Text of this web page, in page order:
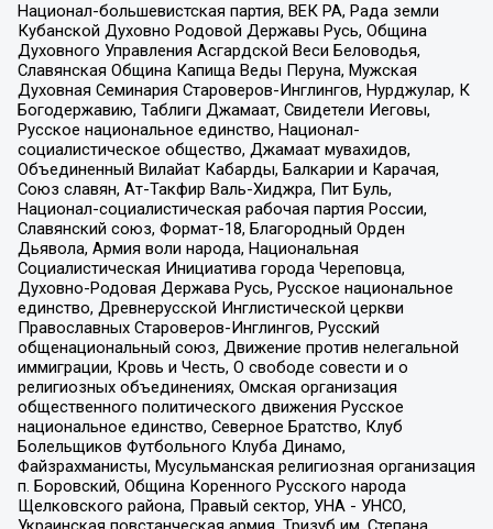
Национал-большевистская партия, ВЕК РА, Рада земли
Кубанской Духовно Родовой Державы Русь, Община
Духовного Управления Асгардской Веси Беловодья,
Славянская Община Капища Веды Перуна, Мужская
Духовная Семинария Староверов-Инглингов, Нурджулар, К
Богодержавию, Таблиги Джамаат, Свидетели Иеговы,
Русское национальное единство, Национал-
социалистическое общество, Джамаат мувахидов,
Объединенный Вилайат Кабарды, Балкарии и Карачая,
Союз славян, Ат-Такфир Валь-Хиджра, Пит Буль,
Национал-социалистическая рабочая партия России,
Славянский союз, Формат-18, Благородный Орден
Дьявола, Армия воли народа, Национальная
Социалистическая Инициатива города Череповца,
Духовно-Родовая Держава Русь, Русское национальное
единство, Древнерусской Инглистической церкви
Православных Староверов-Инглингов, Русский
общенациональный союз, Движение против нелегальной
иммиграции, Кровь и Честь, О свободе совести и о
религиозных объединениях, Омская организация
общественного политического движения Русское
национальное единство, Северное Братство, Клуб
Болельщиков Футбольного Клуба Динамо,
Файзрахманисты, Мусульманская религиозная организация
п. Боровский, Община Коренного Русского народа
Щелковского района, Правый сектор, УНА - УНСО,